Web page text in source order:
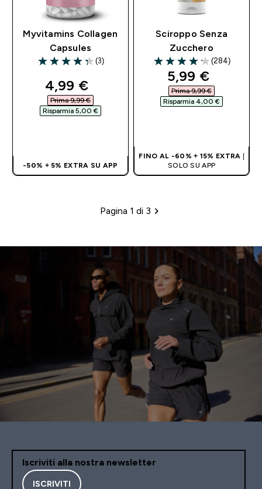
Myvitamins Collagen
Capsules
4.33 out of 5 stars
(3)
discounted price
4,99 €‎
Prima 9,99 €‎
Risparmia 5,00 €‎
-50% + 5% EXTRA SU APP
Sciroppo Senza
Zucchero
4.19 out of 5 stars
(284)
discounted
5,99 €‎
Prima 9,99 €‎
Risparmia 4,00 €‎
FINO AL -60% + 15% EXTRA |
SOLO SU APP
Impaginazione
Pagina 1 di 3
Iscriviti alla nostra newsletter
ISCRIVITI